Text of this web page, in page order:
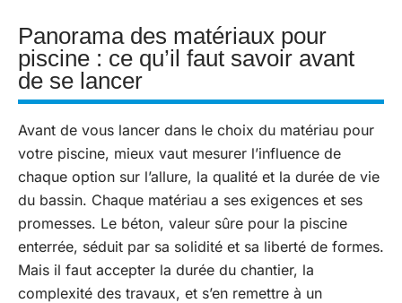
Panorama des matériaux pour
piscine : ce qu’il faut savoir avant
de se lancer
Avant de vous lancer dans le choix du matériau pour
votre piscine, mieux vaut mesurer l’influence de
chaque option sur l’allure, la qualité et la durée de vie
du bassin. Chaque matériau a ses exigences et ses
promesses. Le béton, valeur sûre pour la piscine
enterrée, séduit par sa solidité et sa liberté de formes.
Mais il faut accepter la durée du chantier, la
complexité des travaux, et s’en remettre à un